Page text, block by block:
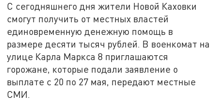
С сегодняшнего дня жители Новой Каховки
смогут получить от местных властей
единовременную денежную помощь в
размере десяти тысяч рублей. В военкомат на
улице Карла Маркса 8 приглашаются
горожане, которые подали заявление о
выплате с 20 по 27 мая, передают местные
СМИ.